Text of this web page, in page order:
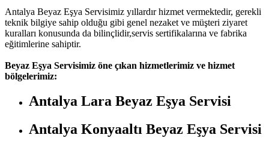
Antalya Beyaz Eşya Servisimiz yıllardır hizmet vermektedir, gerekli
teknik bilgiye sahip olduğu gibi genel nezaket ve müşteri ziyaret
kuralları konusunda da bilinçlidir,servis sertifikalarına ve fabrika
eğitimlerine sahiptir.
Beyaz Eşya Servisimiz öne çıkan hizmetlerimiz ve hizmet
bölgelerimiz:
Antalya Lara Beyaz Eşya Servisi
Antalya Konyaaltı Beyaz Eşya Servisi